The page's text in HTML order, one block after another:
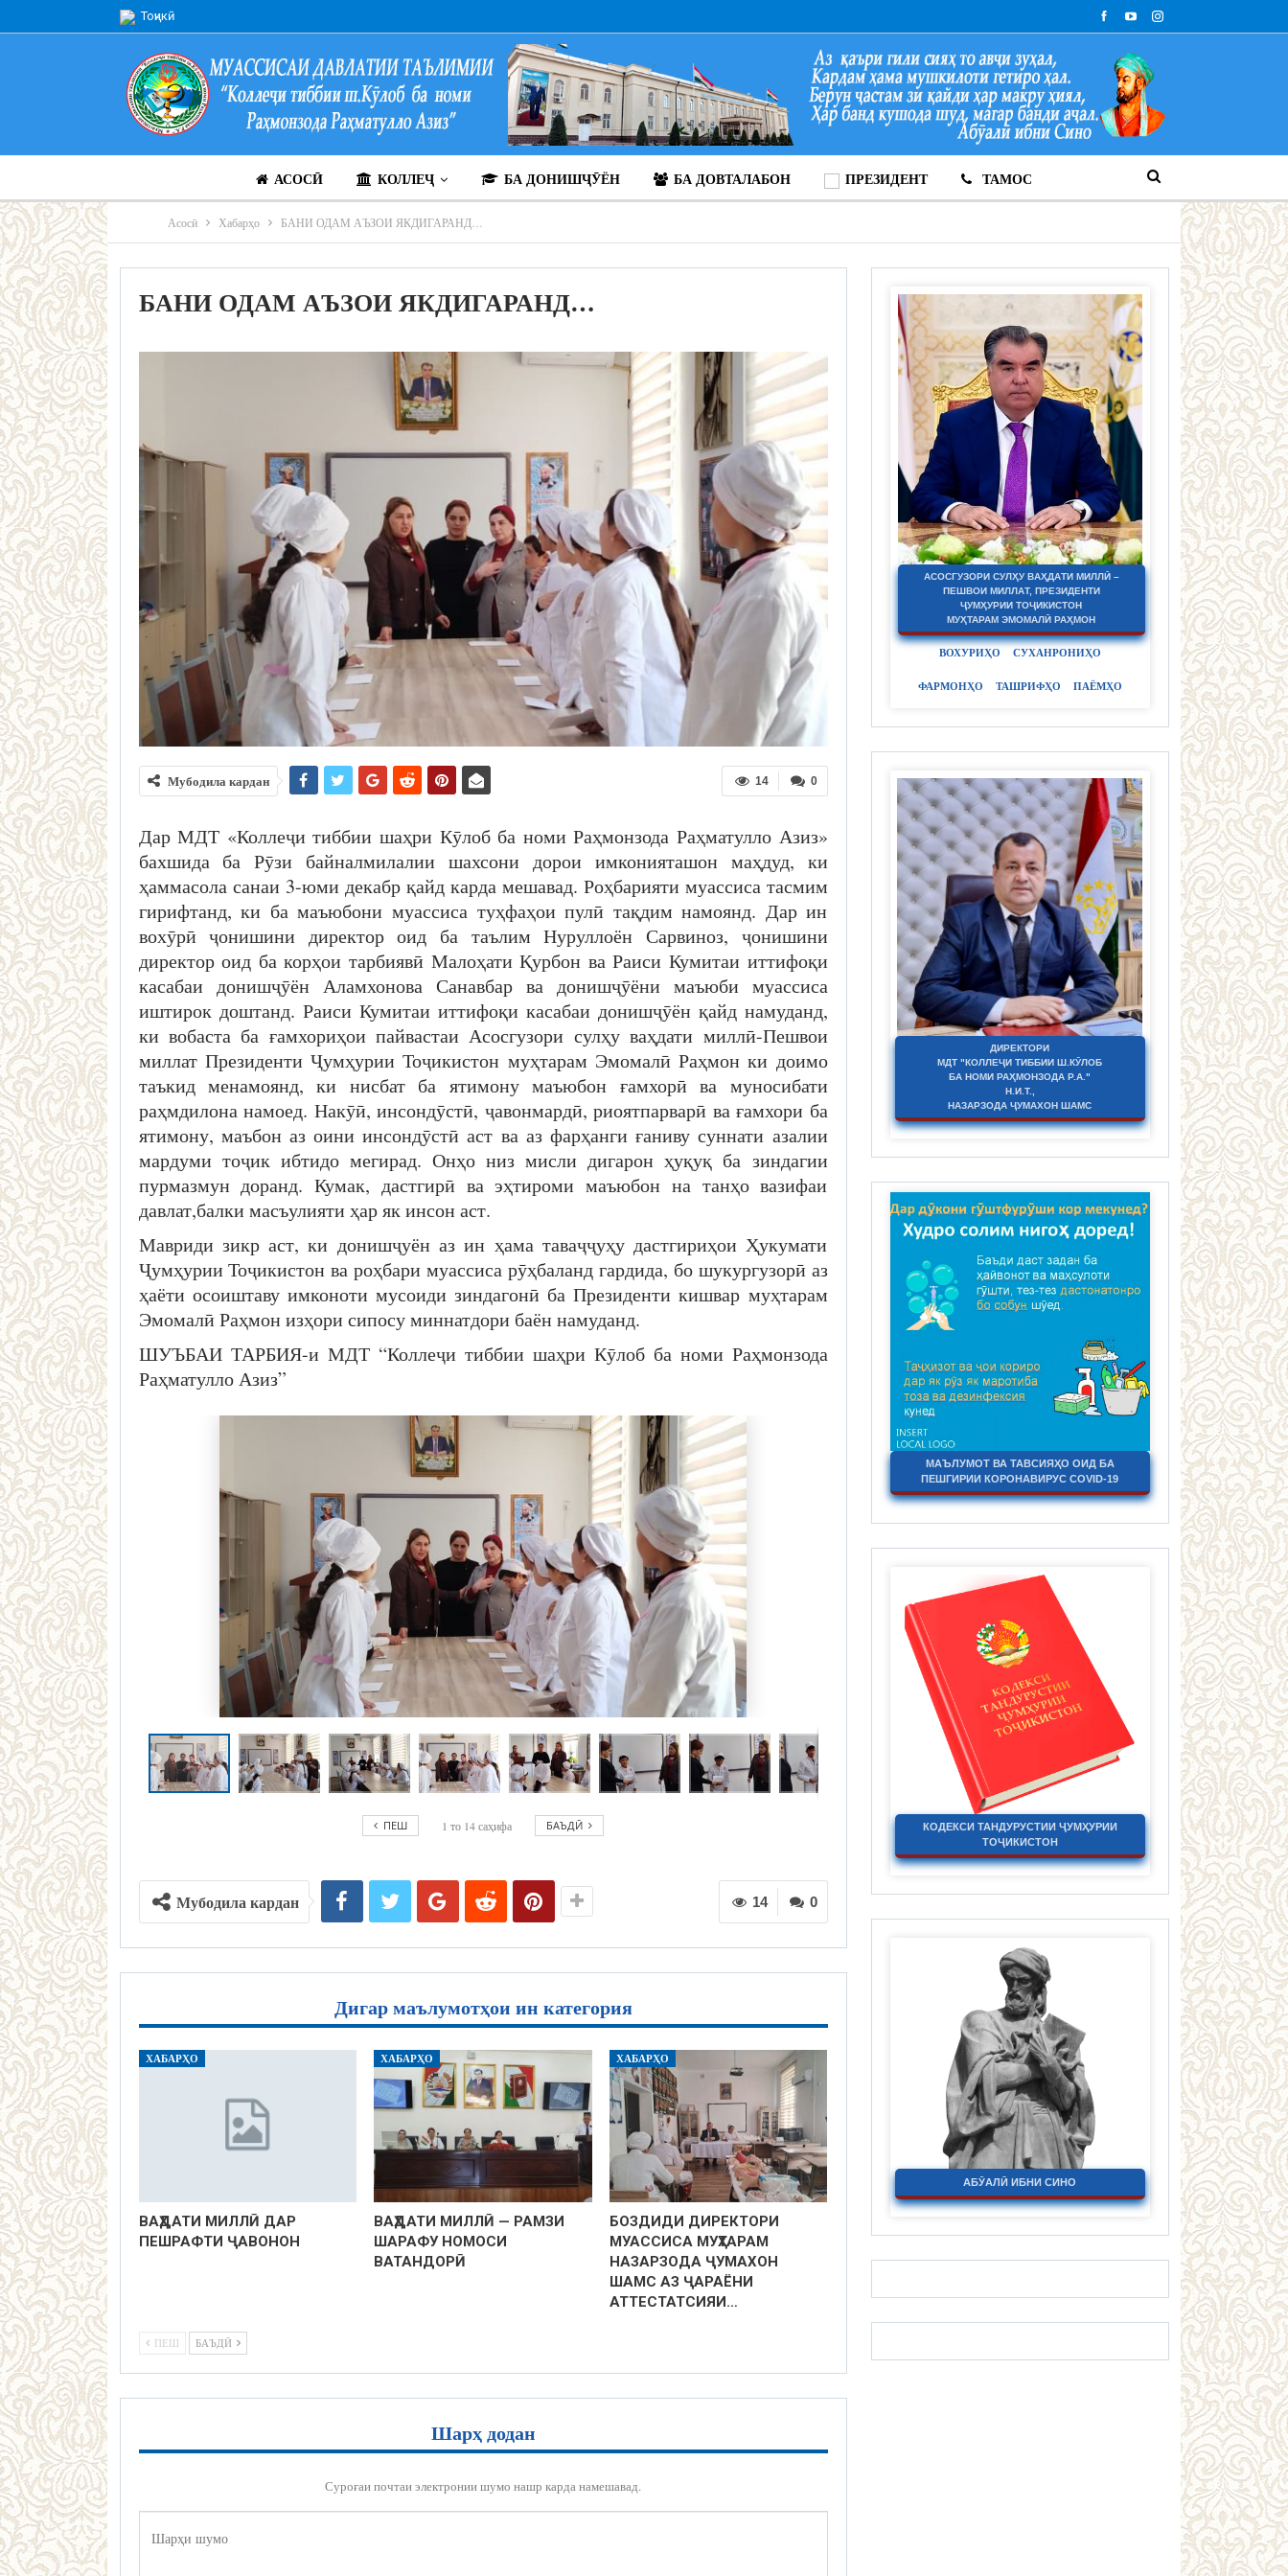
Тоҷикӣ
АСОСӢ КОЛЛЕҶ БА ДОНИШҶӮЁН БА ДОВТАЛАБОН ПРЕЗИДЕНТ ТАМОС
Асосӣ Хабарҳо БАНИ ОДАМ АЪЗОИ ЯКДИГАРАНД…
БАНИ ОДАМ АЪЗОИ ЯКДИГАРАНД…
0
14
Мубодила кардан
Дар МДТ «Коллеҷи тиббии шаҳри Кӯлоб ба номи Раҳмонзода Раҳматулло Азиз»
бахшида ба Рӯзи байналмилалии шахсони дорои имконияташон маҳдуд, ки
ҳаммасола санаи 3-юми декабр қайд карда мешавад. Роҳбарияти муассиса тасмим
гирифтанд, ки ба маъюбони муассиса туҳфаҳои пулӣ тақдим намоянд. Дар ин
вохӯрӣ ҷонишини директор оид ба таълим Нуруллоён Сарвиноз, ҷонишини
директор оид ба корҳои тарбиявӣ Малоҳати Қурбон ва Раиси Кумитаи иттифоқи
касабаи донишҷӯён Аламхонова Санавбар ва донишҷӯёни маъюби муассиса
иштирок доштанд. Раиси Кумитаи иттифоқи касабаи донишҷӯён қайд намуданд,
ки вобаста ба ғамхориҳои пайвастаи Асосгузори сулҳу ваҳдати миллӣ-Пешвои
миллат Президенти Ҷумҳурии Тоҷикистон муҳтарам Эмомалӣ Раҳмон ки доимо
таъкид менамоянд, ки нисбат ба ятимону маъюбон ғамхорӣ ва муносибати
раҳмдилона намоед. Накӯӣ, инсондӯстӣ, ҷавонмардӣ, риоятпарварӣ ва ғамхори ба
ятимону, маъбон аз оини инсондӯстӣ аст ва аз фарҳанги ғаниву суннати азалии
мардуми тоҷик ибтидо мегирад. Онҳо низ мисли дигарон ҳуқуқ ба зиндагии
пурмазмун доранд. Кумак, дастгирӣ ва эҳтироми маъюбон на танҳо вазифаи
давлат,балки масъулияти ҳар як инсон аст.
Мавриди зикр аст, ки донишҷуён аз ин ҳама таваҷҷуҳу дастгириҳои Ҳукумати
Ҷумҳурии Тоҷикистон ва роҳбари муассиса рӯҳбаланд гардида, бо шукургузорӣ аз
ҳаёти осоиштаву имконоти мусоиди зиндагонӣ ба Президенти кишвар муҳтарам
Эмомалӣ Раҳмон изҳори сипосу миннатдори баён намуданд.
ШУЪБАИ ТАРБИЯ-и МДТ “Коллеҷи тиббии шаҳри Кӯлоб ба номи Раҳмонзода
Раҳматулло Азиз”
ПЕШ 1 то 14саҳифа БАЪДӢ
0
14
Мубодила кардан
Дигар маълумотҳои ин категория
ХАБАРҲО
ВАҲДАТИ МИЛЛӢ ДАР
ПЕШРАФТИ ҶАВОНОН
ХАБАРҲО
ВАҲДАТИ МИЛЛӢ — РАМЗИ
ШАРАФУ НОМОСИ
ВАТАНДОРӢ
ХАБАРҲО
БОЗДИДИ ДИРЕКТОРИ
МУАССИСА МУҲТАРАМ
НАЗАРЗОДА ҶУМАХОН
ШАМС АЗ ҶАРАЁНИ
АТТЕСТАТСИЯИ…
ПЕШ БАЪДӢ
Шарҳ додан
Суроғаи почтаи электронии шумо нашр карда намешавад.
АСОСГУЗОРИ СУЛҲУ ВАҲДАТИ МИЛЛӢ –
ПЕШВОИ МИЛЛАТ, ПРЕЗИДЕНТИ
ҶУМҲУРИИ ТОҶИКИСТОН
МУҲТАРАМ ЭМОМАЛӢ РАҲМОН
ВОХУРИҲО СУХАНРОНИҲО
ФАРМОНҲО ТАШРИФҲО ПАЁМҲО
ДИРЕКТОРИ
МДТ "КОЛЛЕҶИ ТИББИИ Ш.КӮЛОБ
БА НОМИ РАҲМОНЗОДА Р.А."
Н.И.Т.,
НАЗАРЗОДА ҶУМАХОН ШАМС
МАЪЛУМОТ ВА ТАВСИЯҲО ОИД БА
ПЕШГИРИИ КОРОНАВИРУС COVID-19
КОДЕКСИ ТАНДУРУСТИИ ҶУМҲУРИИ
ТОҶИКИСТОН
АБӮАЛӢ ИБНИ СИНО